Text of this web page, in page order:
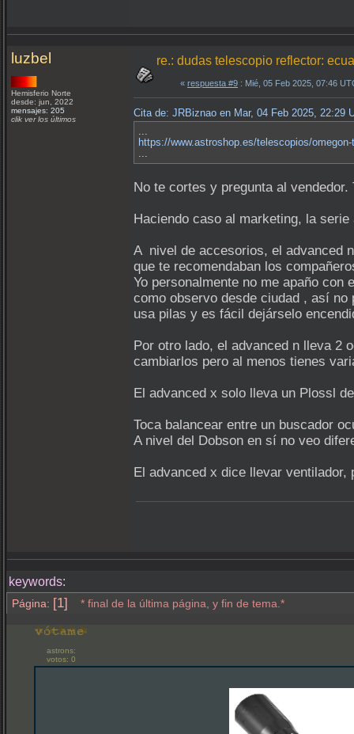
luzbel
Hemisferio Norte
desde: jun, 2022
mensajes: 205
clik ver los últimos
re.: dudas telescopio reflector:
« respuesta #9 : Mié, 05 Feb 2025, 07:46
Cita de: JRBiznao en Mar, 04 Feb 2025, 22:29
...
https://www.astroshop.es/telescopios/
...
No te cortes y pregunta al
Haciendo caso al marketing, la
A nivel de accesorios, el advanced
que te recomendaban los
Yo personalmente no me apaño
como observo desde ciudad , así
usa pilas y es fácil dejárselo
Por otro lado, el advanced n lleva 2
cambiarlos pero al menos tienes
El advanced x solo lleva un Plossl
Toca balancear entre un buscador
A nivel del Dobson en sí no veo
El advanced x dice llevar
keywords:
Página: [1] * final de la última página, y fin de tema.*
astrons:
votos: 0